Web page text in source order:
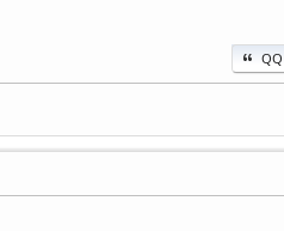
QQ